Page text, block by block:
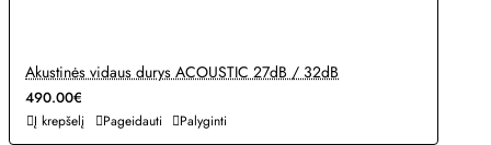
Akustinės vidaus durys ACOUSTIC 27dB / 32dB
490.00€
Į krepšelį Pageidauti Palyginti